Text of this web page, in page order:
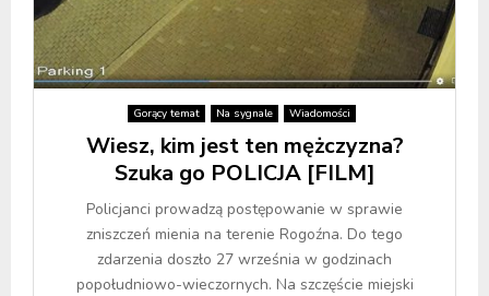
Gorący temat Na sygnale Wiadomości
Wiesz, kim jest ten mężczyzna?
Szuka go POLICJA [FILM]
Policjanci prowadzą postępowanie w sprawie
zniszczeń mienia na terenie Rogoźna. Do tego
zdarzenia doszło 27 września w godzinach
popołudniowo-wieczornych. Na szczęście miejski